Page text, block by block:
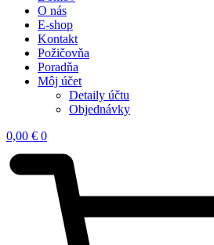
O nás
E-shop
Kontakt
Požičovňa
Poradňa
Môj účet
Detaily účtu
Objednávky
0,00 € 0